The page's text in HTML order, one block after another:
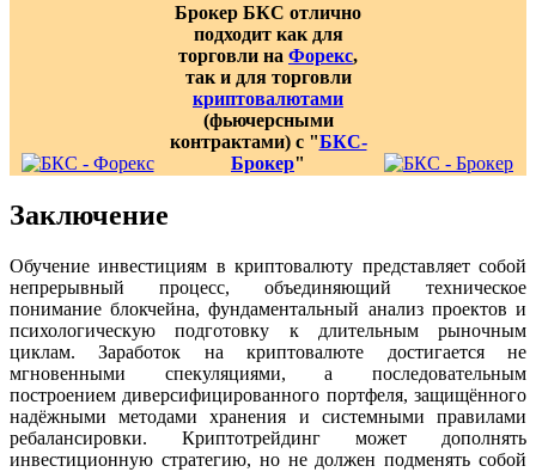
Брокер БКС отлично
подходит как для
торговли на Форекс,
так и для торговли
криптовалютами
(фьючерсными
контрактами) с "БКС-
Брокер"
Заключение
Обучение инвестициям в криптовалюту представляет собой
непрерывный процесс, объединяющий техническое
понимание блокчейна, фундаментальный анализ проектов и
психологическую подготовку к длительным рыночным
циклам. Заработок на криптовалюте достигается не
мгновенными спекуляциями, а последовательным
построением диверсифицированного портфеля, защищённого
надёжными методами хранения и системными правилами
ребалансировки. Криптотрейдинг может дополнять
инвестиционную стратегию, но не должен подменять собой